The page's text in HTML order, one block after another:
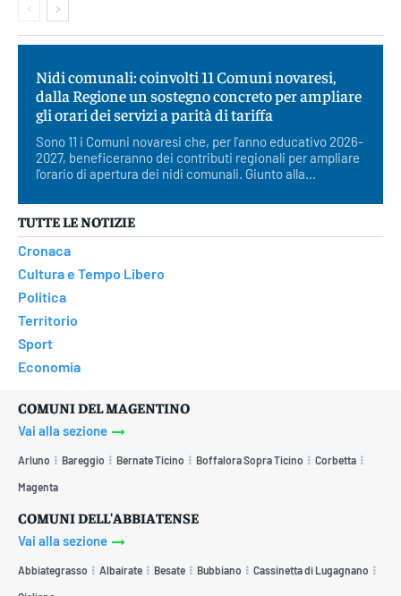
Nidi comunali: coinvolti 11 Comuni novaresi,
dalla Regione un sostegno concreto per ampliare
gli orari dei servizi a parità di tariffa
Sono 11 i Comuni novaresi che, per l'anno educativo 2026-
2027, beneficeranno dei contributi regionali per ampliare
l'orario di apertura dei nidi comunali. Giunto alla...
TUTTE LE NOTIZIE
Cronaca
Cultura e Tempo Libero
Politica
Territorio
Sport
Economia
COMUNI DEL MAGENTINO
Vai alla sezione
Arluno Bareggio Bernate Ticino Boffalora Sopra Ticino Corbetta
Magenta
COMUNI DELL'ABBIATENSE
Vai alla sezione
Abbiategrasso Albairate Besate Bubbiano Cassinetta di Lugagnano